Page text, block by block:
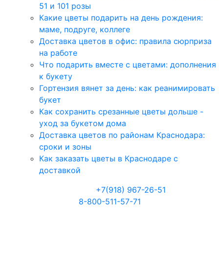
51 и 101 розы
Какие цветы подарить на день рождения:
маме, подруге, коллеге
Доставка цветов в офис: правила сюрприза
на работе
Что подарить вместе с цветами: дополнения
к букету
Гортензия вянет за день: как реанимировать
букет
Как сохранить срезанные цветы дольше -
уход за букетом дома
Доставка цветов по районам Краснодара:
сроки и зоны
Как заказать цветы в Краснодаре с
доставкой
+7(918) 967-26-51
8-800-511-57-71